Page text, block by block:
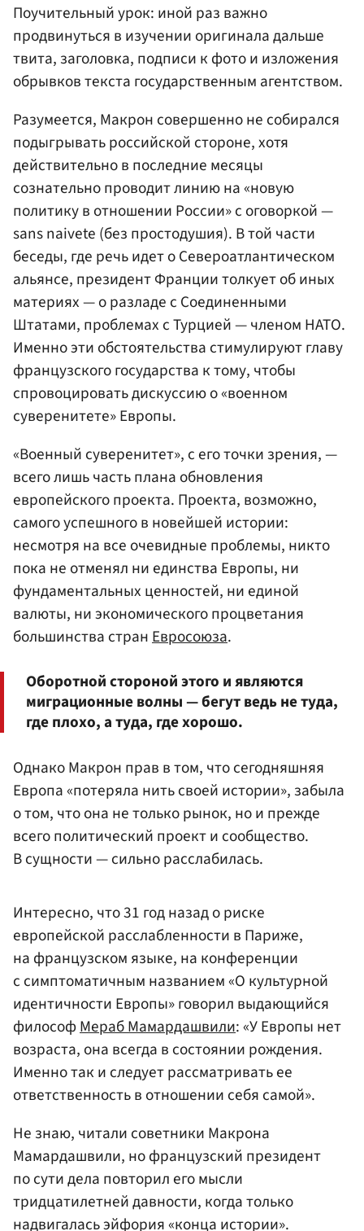
Поучительный урок: иной раз важно
продвинуться в изучении оригинала дальше
твита, заголовка, подписи к фото и изложения
обрывков текста государственным агентством.
Разумеется, Макрон совершенно не собирался
подыгрывать российской стороне, хотя
действительно в последние месяцы
сознательно проводит линию на «новую
политику в отношении России» с оговоркой —
sans naivete (без простодушия). В той части
беседы, где речь идет о Североатлантическом
альянсе, президент Франции толкует об иных
материях — о разладе с Соединенными
Штатами, проблемах с Турцией — членом НАТО.
Именно эти обстоятельства стимулируют главу
французского государства к тому, чтобы
спровоцировать дискуссию о «военном
суверенитете» Европы.
«Военный суверенитет», с его точки зрения, —
всего лишь часть плана обновления
европейского проекта. Проекта, возможно,
самого успешного в новейшей истории:
несмотря на все очевидные проблемы, никто
пока не отменял ни единства Европы, ни
фундаментальных ценностей, ни единой
валюты, ни экономического процветания
большинства странЕвросоюза.
Оборотной стороной этого и являются
миграционные волны — бегут ведь не туда,
где плохо, а туда, где хорошо.
Однако Макрон прав в том, что сегодняшняя
Европа «потеряла нить своей истории», забыла
о том, что она не только рынок, но и прежде
всего политический проект и сообщество.
В сущности — сильно расслабилась.
Интересно, что 31 год назад о риске
европейской расслабленности в Париже,
на французском языке, на конференции
с симптоматичным названием «О культурной
идентичности Европы» говорил выдающийся
философМераб Мамардашвили: «У Европы нет
возраста, она всегда в состоянии рождения.
Именно так и следует рассматривать ее
ответственность в отношении себя самой».
Не знаю, читали советники Макрона
Мамардашвили, но французский президент
по сути дела повторил его мысли
тридцатилетней давности, когда только
надвигалась эйфория «конца истории».